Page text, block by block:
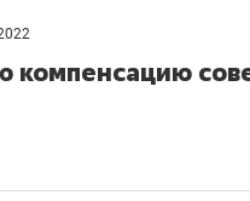
компенсацию